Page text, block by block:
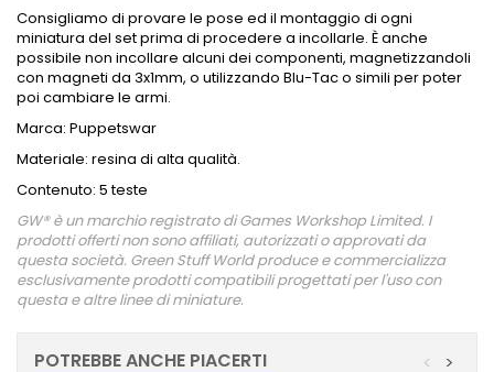
Consigliamo di provare le pose ed il montaggio di ogni
miniatura del set prima di procedere a incollarle. È anche
possibile non incollare alcuni dei componenti, magnetizzandoli
con magneti da 3x1mm, o utilizzando Blu-Tac o simili per poter
poi cambiare le armi.
Marca: Puppetswar
Materiale: resina di alta qualità.
Contenuto: 5 teste
GW® è un marchio registrato di Games Workshop Limited. I
prodotti offerti non sono affiliati, autorizzati o approvati da
questa società. Green Stuff World produce e commercializza
esclusivamente prodotti compatibili progettati per l'uso con
questa e altre linee di miniature.
POTREBBE ANCHE PIACERTI >
<